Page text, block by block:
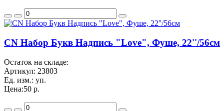
CN Набор Букв Надпись "Love", Фуше, 22''/56см
Остаток на складе:
Артикул: 23803
Ед. изм.: уп.
Цена:50 р.